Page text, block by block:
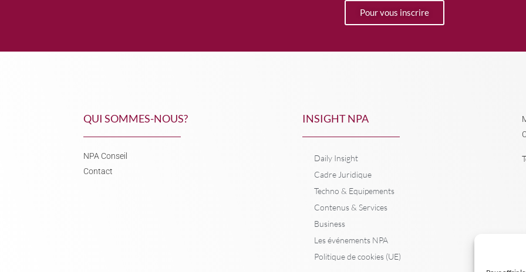
Pour vous inscrire
QUI SOMMES-NOUS?
NPA Conseil
Contact
INSIGHT NPA
Daily Insight
Cadre Juridique
Techno & Equipements
Contenus & Services
Business
Les événements NPA
Politique de cookies (UE)